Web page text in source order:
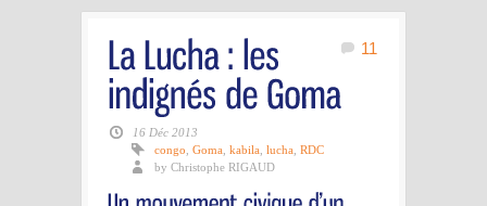
11
16 Déc 2013
congo Goma kabila lucha RDC
by Christophe RIGAUD